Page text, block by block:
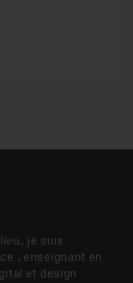
je suis
, enseignant en
et design